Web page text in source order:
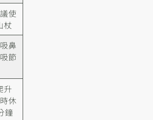
使
杖
鼻
節
升
休
鐘